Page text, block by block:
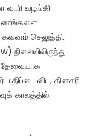
வழங்கி
கவனம் செலுத்தி,
தேவையாக
மதிப்பை விட, தினசரி
காலத்தில்